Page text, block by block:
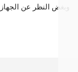
وبغض النظر عن